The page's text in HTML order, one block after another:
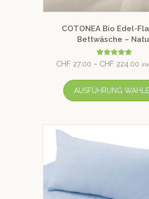
COTONEA Bio Edel-
Bettwäsche –
Bewertet mit
5.00
CHF 27.00 – CHF 224.00
AUSFÜHRUNG